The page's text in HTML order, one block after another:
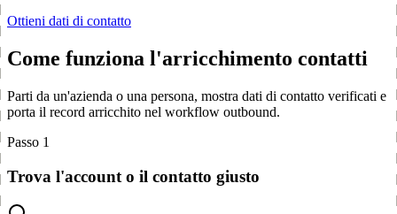
Ottieni dati di contatto
Come funziona l'arricchimento contatti
Parti da un'azienda o una persona, mostra dati di contatto verificati e
porta il record arricchito nel workflow outbound.
Passo 1
Trova l'account o il contatto giusto